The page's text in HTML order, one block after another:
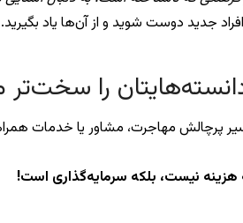
جدید دوست شوید و از آن‌ها یاد بگیرید.
پرچالش مهاجرت، مشاور یا خدمات
نیست، بلکه سرمایه‌گذاری است!